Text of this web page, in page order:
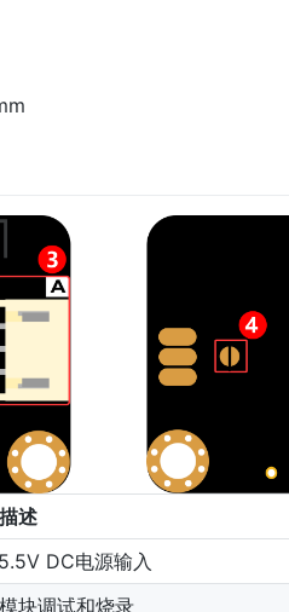
述
DC电源输入
块调试和烧录